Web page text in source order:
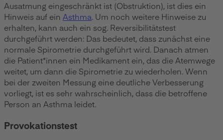
Ausatmung eingeschränkt ist (Obstruktion), ist dies ein
Hinweis auf ein Asthma. Um noch weitere Hinweise zu
erhalten, kann auch ein sog. Reversibilitätstest
durchgeführt werden: Das bedeutet, dass zunächst eine
normale Spirometrie durchgeführt wird. Danach atmen
die Patient*innen ein Medikament ein, das die Atemwege
weitet, um dann die Spirometrie zu wiederholen. Wenn
bei der zweiten Messung eine deutliche Verbesserung
vorliegt, ist es sehr wahrscheinlich, dass die betroffene
Person an Asthma leidet.
Provokationstest